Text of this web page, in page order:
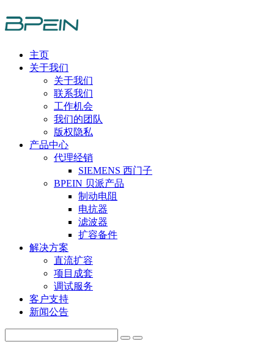
主页
关于我们
关于我们
联系我们
工作机会
我们的团队
版权隐私
产品中心
代理经销
SIEMENS 西门子
BPEIN 贝派产品
制动电阻
电抗器
滤波器
扩容备件
解决方案
直流扩容
项目成套
调试服务
客户支持
新闻公告